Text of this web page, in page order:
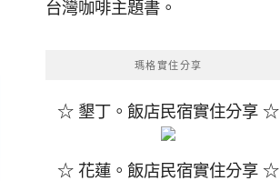
台灣咖啡主題書。
瑪格實住分享
☆ 墾丁。飯店民宿實住分享 ☆
☆ 花蓮。飯店民宿實住分享 ☆